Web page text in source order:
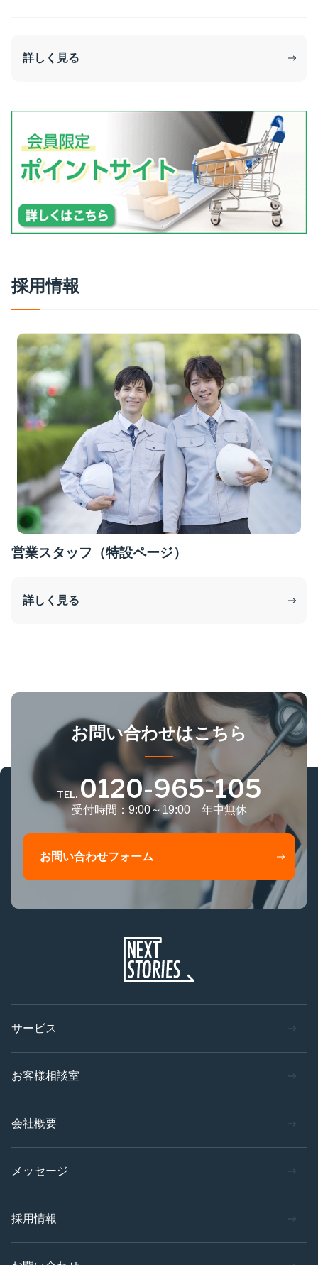
詳しく見る
採用情報
営業スタッフ（特設ページ）
詳しく見る
お問い合わせはこちら
TEL.0120-965-105
受付時間：9:00～19:00 年中無休
お問い合わせフォーム
サービス
お客様相談室
会社概要
メッセージ
採用情報